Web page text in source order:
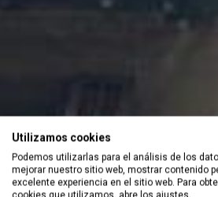
Utilizamos cookies
Podemos utilizarlas para el análisis de los
mejorar nuestro sitio web, mostrar contenido
excelente experiencia en el sitio web. Para
cookies que utilizamos, abre los ajustes.